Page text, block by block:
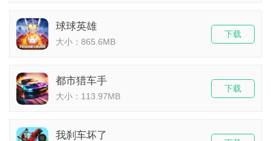
球球英雄
大小：865.6MB
下载
都市猎车手
大小：113.97MB
下载
我刹车坏了